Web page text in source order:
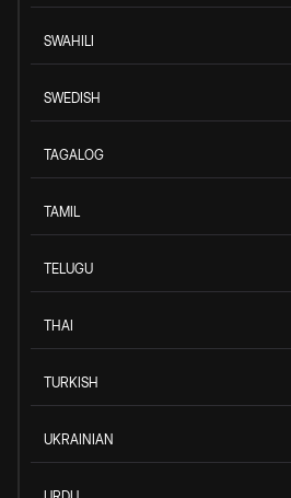
SWAHILI
SWEDISH
TAGALOG
TAMIL
TELUGU
THAI
TURKISH
UKRAINIAN